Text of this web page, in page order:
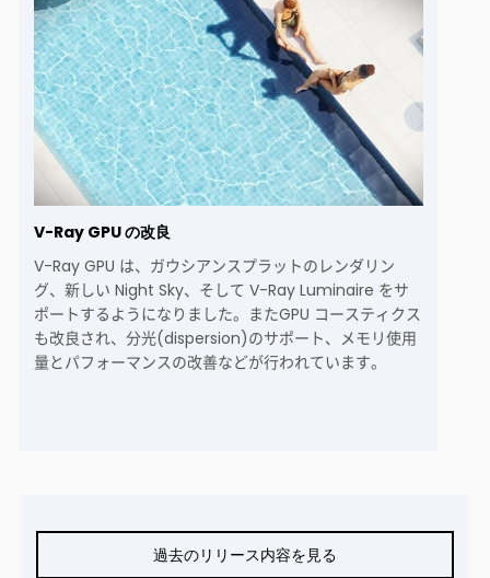
V-Ray GPU の改良
V-Ray GPU は、ガウシアンスプラットのレンダリン
グ、新しい Night Sky、そして V-Ray Luminaire をサ
ポートするようになりました。またGPU コースティクス
も改良され、分光(dispersion)のサポート、メモリ使用
量とパフォーマンスの改善などが行われています。
過去のリリース内容を見る